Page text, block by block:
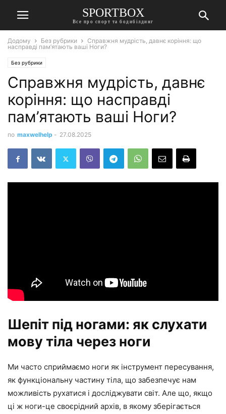
SPORTBOX
Все про спорт та бодибілдинг
Додому Без рубрики
Справжня мудрість, давнє коріння: що
насправді пам’ятають ваші Ноги?
Без рубрики
Справжня мудрість, давнє
коріння: що насправді
пам’ятають ваші Ноги?
по maxwelhelp - 27.08.2025
Шепіт під ногами: як слухати
мову тіла через ноги
Ми часто сприймаємо ноги як інструмент пересування,
як функціональну частину тіла, що забезпечує нам
можливість рухатися і досліджувати світ. Але що, якщо
ці ж ноги-це своєрідний архів, в якому зберігається